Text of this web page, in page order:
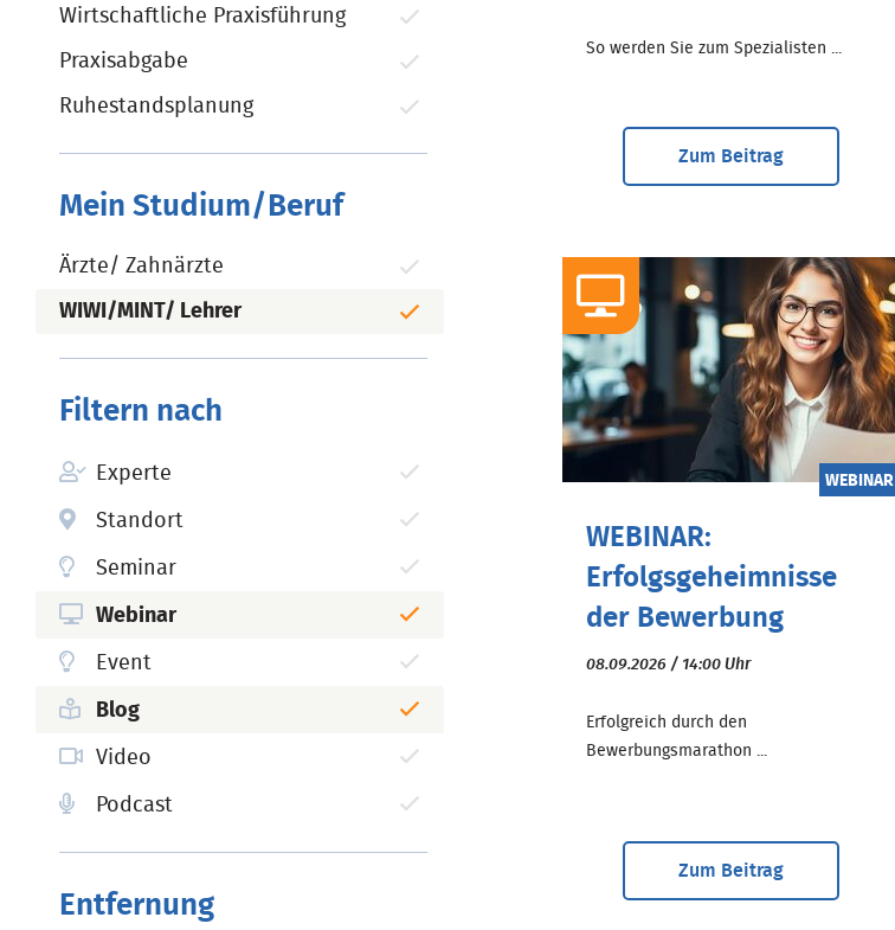
Wirtschaftliche Praxisführung
Praxisabgabe
Ruhestandsplanung
Mein Studium/Beruf
Ärzte/ Zahnärzte
WIWI/MINT/ Lehrer
Filtern nach
Experte
Standort
Seminar
Webinar
Event
Blog
Video
Podcast
Entfernung
So werden Sie zum Spezialisten ...
Zum Beitrag
WEBINAR
WEBINAR:
Erfolgsgeheimnisse
der Bewerbung
08.09.2026 / 14:00 Uhr
Erfolgreich durch den
Bewerbungsmarathon ...
Zum Beitrag